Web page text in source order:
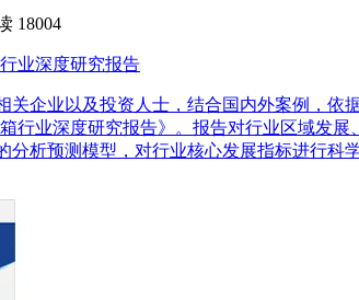
18004
业深度研究报告
关企业以及投资人士，结合国内外案例，
箱行业深度研究报告》。报告对行业区域
分析预测模型，对行业核心发展指标进行科